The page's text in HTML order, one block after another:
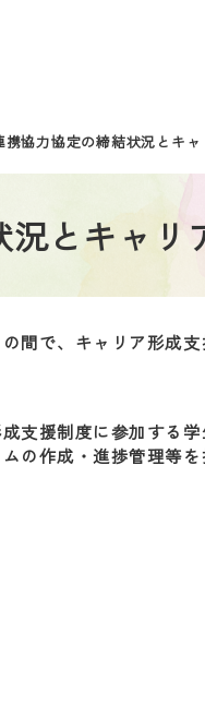
協力協定の締結状況とキャ
とキャリ
間で、キャリア形成
支援制度に参加する
の作成・進捗管理等